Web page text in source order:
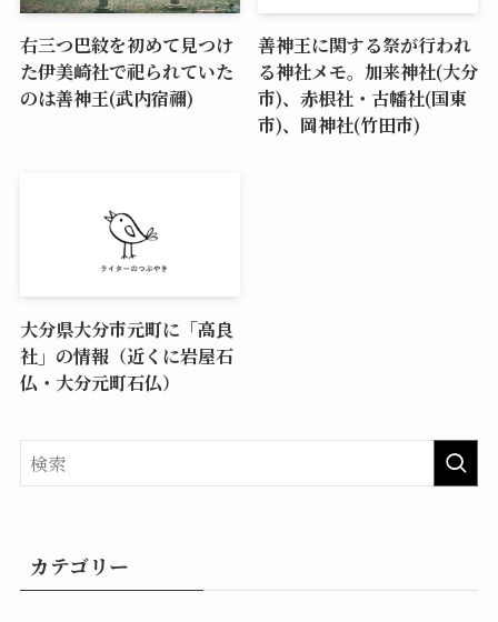
右三つ巴紋を初めて見つけ
た伊美崎社で祀られていた
のは善神王(武内宿禰)
善神王に関する祭が行われ
る神社メモ。加来神社(大分
市)、赤根社・古幡社(国東
市)、岡神社(竹田市)
大分県大分市元町に「高良
社」の情報（近くに岩屋石
仏・大分元町石仏）
カテゴリー